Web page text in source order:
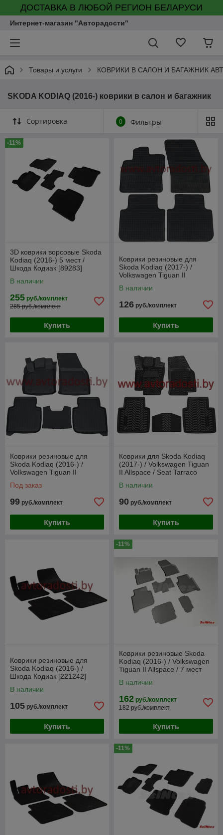
ДОСТАВКА В ЛЮБОЙ РЕГИОН БЕЛАРУСИ
Интернет-магазин "Авторадости"
Товары и услуги КОВРИКИ В САЛОН И БАГАЖНИК
SKODA KODIAQ (2016-) коврики в салон и багажник
Сортировка 0 Фильтры
-11%
3D коврики ворсовые Skoda
Kodiaq (2016-) 5 мест /
Шкода Кодиак [89283]
В наличии
255 руб./комплект
285 руб./комплект
Купить
Коврики резиновые для
Skoda Kodiaq (2017-) /
Volkswagen Tiguan II
Кодиак (Frogum)
В наличии
126 руб./комплект
Купить
Коврики резиновые для
Skoda Kodiaq (2016-) /
Volkswagen Tiguan II
Кодиак (SRTK)
Под заказ
99 руб./комплект
Купить
Коврики для Skoda Kodiaq
(2017-) / Volkswagen Tiguan
II Allspace / Seat Tarraco
В наличии
90 руб./комплект
Купить
Коврики резиновые для
Skoda Kodiaq (2016-) /
Шкода Кодиак [221242]
В наличии
105 руб./комплект
Купить
-11%
Коврики резиновые Skoda
Kodiaq (2016-) / Volkswagen
Tiguan II Allspace / 7 мест
В наличии
162 руб./комплект
182 руб./комплект
Купить
-11%